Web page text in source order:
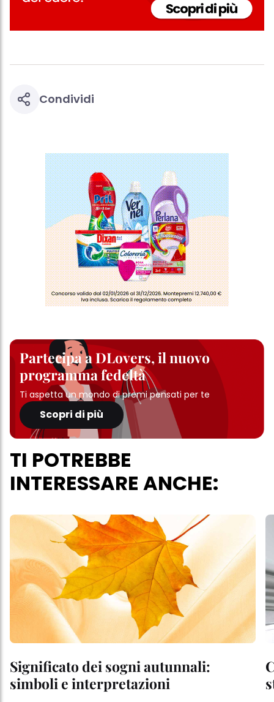
Condividi
Partecipa a DLovers, il nuovo
programma fedeltà
Ti aspetta un mondo di premi pensati per te
Scopri di più
TI POTREBBE
INTERESSARE ANCHE:
Significato dei sogni autunnali:
simboli e interpretazioni
questo sito web.